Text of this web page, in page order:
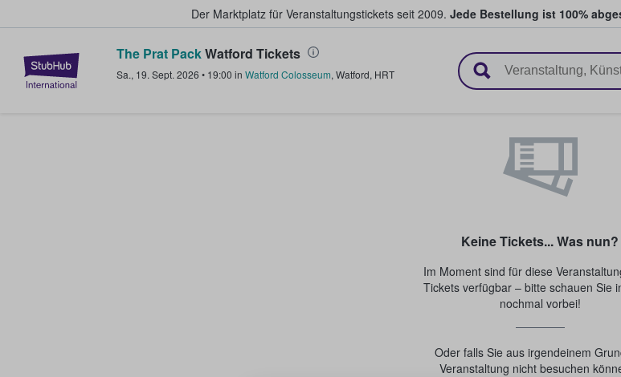
Der Marktplatz für Veranstaltungstickets seit 2009. Jede Bestellung ist 100%
StubHub - Wo Fans Tickets kaufen & verkaufen
The Prat PackWatford Tickets
Sa., 19. Sept. 2026 • 19:00 in Watford Colosseum, Watford, HRT
Keine Tickets... Was nun?
Im Moment sind für diese
Tickets verfügbar – bitte schauen Sie
nochmal vorbei!
Oder falls Sie aus irgendeinem
Veranstaltung nicht besuchen